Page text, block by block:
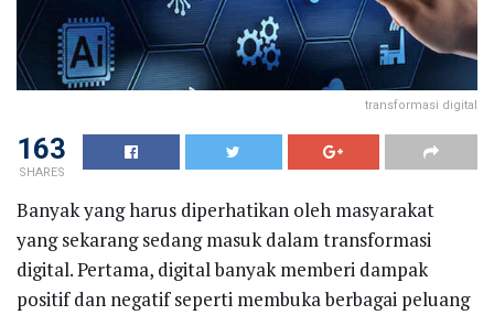
transformasi digital
163
SHARES
Banyak yang harus diperhatikan oleh masyarakat
yang sekarang sedang masuk dalam transformasi
digital. Pertama, digital banyak memberi dampak
positif dan negatif seperti membuka berbagai peluang